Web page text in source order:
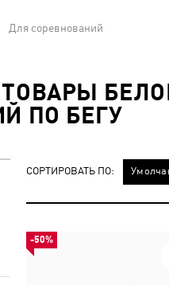
Для соревнований
ПО БЕГУ
СОРТИРОВАТЬ ПО:
-50%